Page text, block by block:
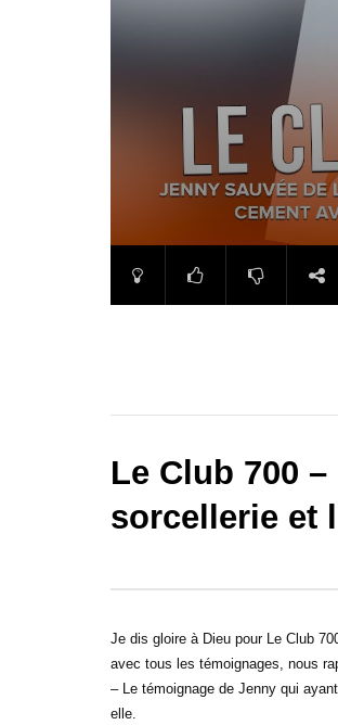
7 ans comme esclave.
Le Club 700
sorcellerie et
Je dis gloire à Dieu pour Le Club
avec tous les témoignages, nous
– Le témoignage de Jenny qui
elle.